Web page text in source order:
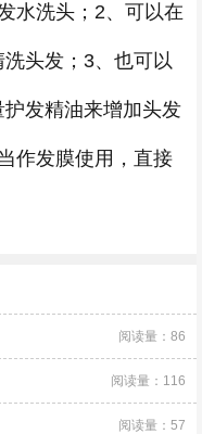
水洗头；2、可以在
头发；3、也可以
发精油来增加头发
作发膜使用，直接
阅读量：86
阅读量：116
阅读量：57